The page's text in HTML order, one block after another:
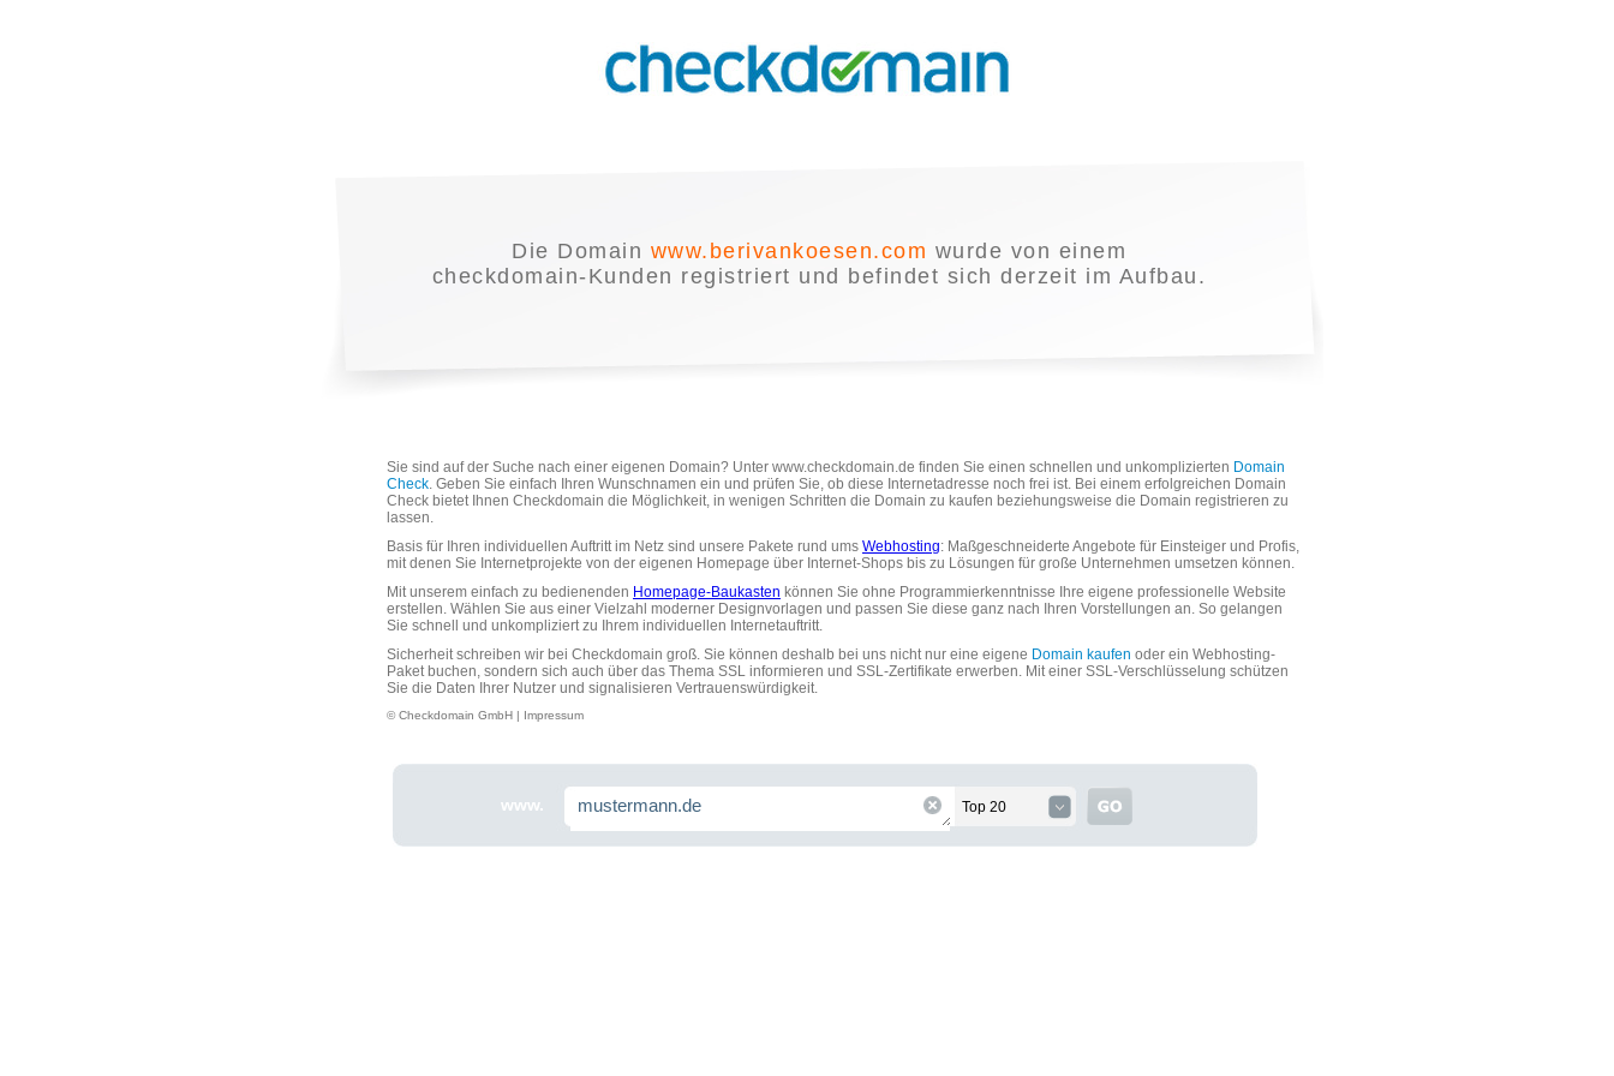
Die Domain www.berivankoesen.com wurde von einem
checkdomain-Kunden registriert und befindet sich derzeit im Aufbau.
Sie sind auf der Suche nach einer eigenen Domain? Unter www.checkdomain.de finden Sie einen schnellen und unkomplizierten Domain
Check. Geben Sie einfach Ihren Wunschnamen ein und prüfen Sie, ob diese Internetadresse noch frei ist. Bei einem erfolgreichen Domain
Check bietet Ihnen Checkdomain die Möglichkeit, in wenigen Schritten die Domain zu kaufen beziehungsweise die Domain registrieren zu
lassen.
Basis für Ihren individuellen Auftritt im Netz sind unsere Pakete rund ums Webhosting: Maßgeschneiderte Angebote für Einsteiger und Profis,
mit denen Sie Internetprojekte von der eigenen Homepage über Internet-Shops bis zu Lösungen für große Unternehmen umsetzen können.
Mit unserem einfach zu bedienenden Homepage-Baukasten können Sie ohne Programmierkenntnisse Ihre eigene professionelle Website
erstellen. Wählen Sie aus einer Vielzahl moderner Designvorlagen und passen Sie diese ganz nach Ihren Vorstellungen an. So gelangen
Sie schnell und unkompliziert zu Ihrem individuellen Internetauftritt.
Sicherheit schreiben wir bei Checkdomain groß. Sie können deshalb bei uns nicht nur eine eigene Domain kaufen oder ein Webhosting-
Paket buchen, sondern sich auch über das Thema SSL informieren und SSL-Zertifikate erwerben. Mit einer SSL-Verschlüsselung schützen
Sie die Daten Ihrer Nutzer und signalisieren Vertrauenswürdigkeit.
© Checkdomain GmbH | Impressum
www. Top 20